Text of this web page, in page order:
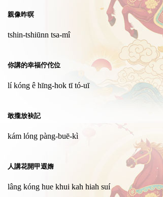
親像昨暝
tshin-tshiūnn tsa-mî
你講的幸福佇佗位
lí kóng ê hīng-hok tī tó-uī
敢攏放袂記
kám lóng pàng-buē-kì
人講花開甲遐媠
lâng kóng hue khui kah hiah suí